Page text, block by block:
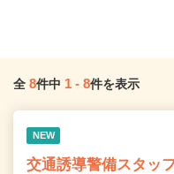
全 8件中 1 - 8件を表示
NEW
交通誘導警備スタッ